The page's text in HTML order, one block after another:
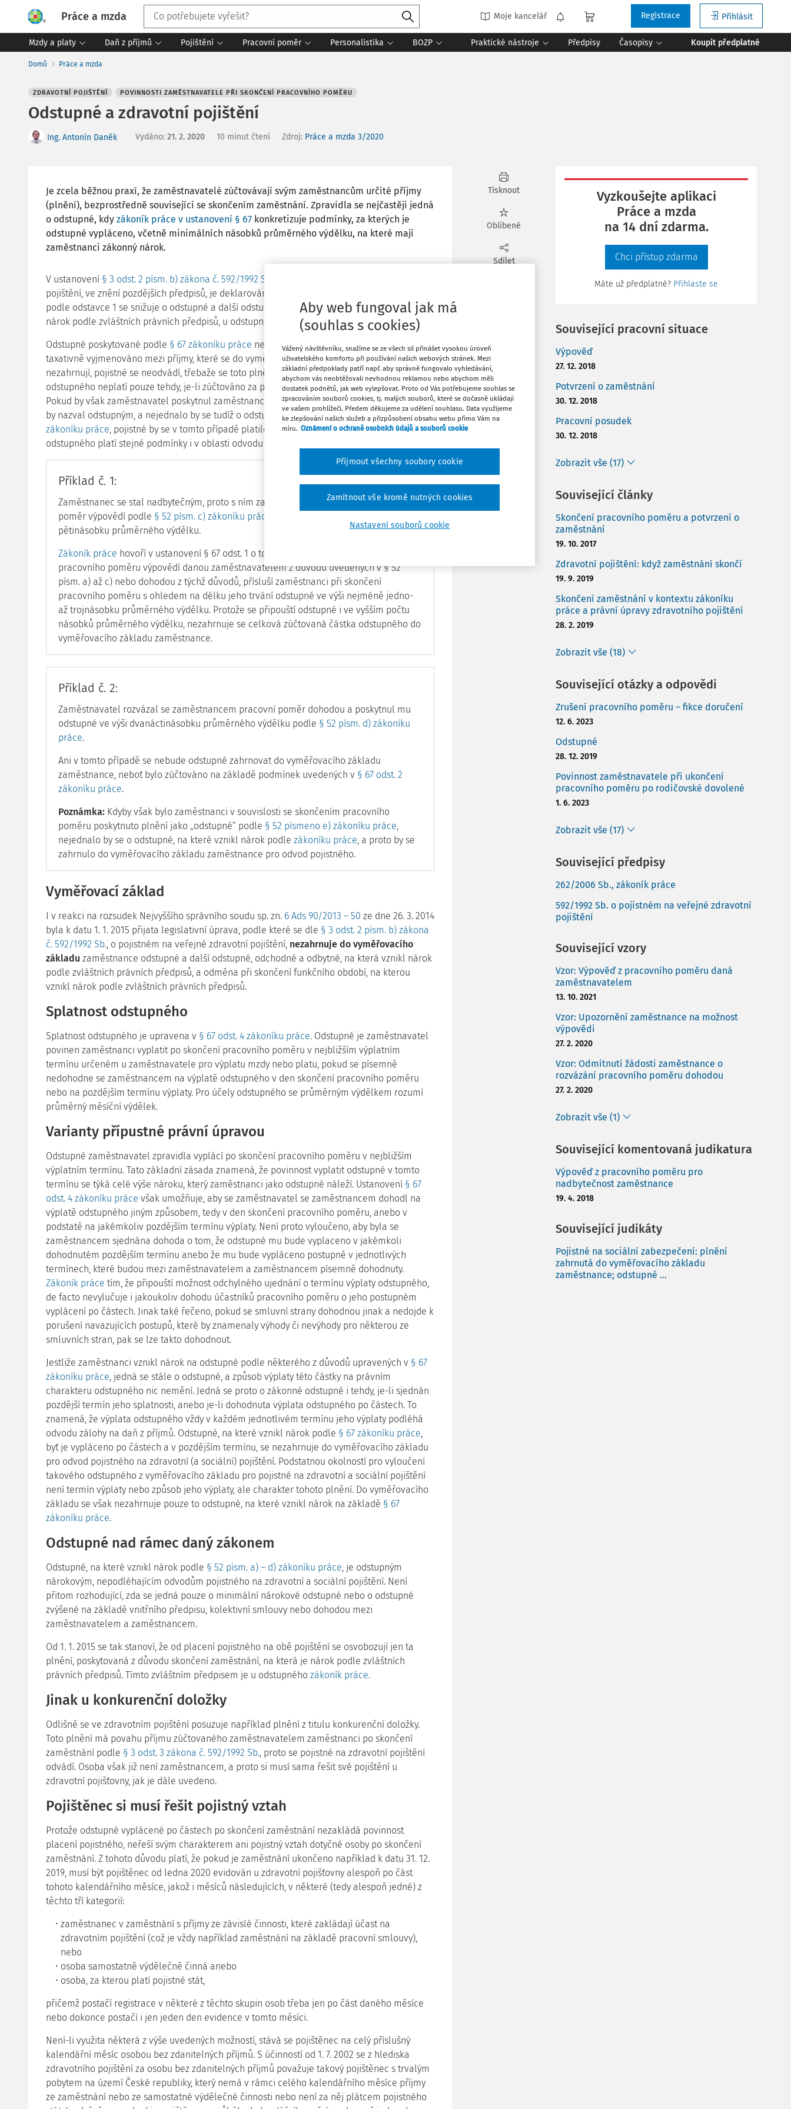
Práce a mzda Moje kancelář Přihlásit
Registrace
Mzdy a platy Daň z příjmů Pojištění Pracovní poměr Personalistika BOZP Praktické nástroje Předpisy Časopisy Koupit předplatné
Domů Práce a mzda
ZDRAVOTNÍ POJIŠTĚNÍ POVINNOSTI ZAMĚSTNAVATELE PŘI SKONČENÍ PRACOVNÍHO POMĚRU
Odstupné a zdravotní pojištění
Ing. Antonín Daněk Vydáno: 21. 2. 2020 10 minut čtení Zdroj: Práce a mzda 3/2020
Je zcela běžnou praxí, že zaměstnavatelé zúčtovávají svým zaměstnancům určité příjmy
(plnění), bezprostředně související se skončením zaměstnání. Zpravidla se nejčastěji jedná
o odstupné, kdy zákoník práce v ustanovení § 67 konkretizuje podmínky, za kterých je
odstupné vypláceno, včetně minimálních násobků průměrného výdělku, na které mají
zaměstnanci zákonný nárok.
V ustanovení § 3 odst. 2 písm. b) zákona č. 592/1992 Sb.
pojištění, ve znění pozdějších předpisů, je deklarováno, že vyměřovací základ zaměstnance
podle odstavce 1 se snižuje o odstupné a další odstupné, odchodné a odbytné, na která vznikl
nárok podle zvláštních právních předpisů, u odstupného je tímto předpisem zákoník práce
Odstupné poskytované podle § 67 zákoníku práce není od daně osvobozeno. Jelikož je však
taxativně vyjmenováno mezi příjmy, které se do vyměřovacího základu zaměstnance
nezahrnují, pojistné se neodvádí, třebaže se toto plnění zdaňuje. Podotýkám, že pojistné se z
odstupného neplatí pouze tehdy, je-li zúčtováno za podmínek stanovenýchzákoníkem práce .
Pokud by však zaměstnavatel poskytnul zaměstnanci plnění podle interního předpisu, které
by nazval odstupným, a nejednalo by se tudíž o odstupné, na které vznikl nárok podle
zákoníku práce, pojistné by se v tomto případě platilo. Nutno podotknout, že při řešení
odstupného platí stejné podmínky i v oblasti odvodu sociálního pojištění.
Příklad č. 1:
Zaměstnanec se stal nadbytečným, proto s ním zaměstnavatel rozvázal pracovní
poměr výpovědí podle § 52 písm. c) zákoníku práce
pětinásobku průměrného výdělku.
Zákoník práce hovoří v ustanovení § 67 odst. 1 o tom, že dochází-li k rozvázání
pracovního poměru výpovědí danou zaměstnavatelem z důvodů uvedených v § 52
písm. a) až c) nebo dohodou z týchž důvodů, přísluší zaměstnanci při skončení
pracovního poměru s ohledem na délku jeho trvání odstupné ve výši nejméně jedno-
až trojnásobku průměrného výdělku. Protože se připouští odstupné i ve vyšším počtu
násobků průměrného výdělku, nezahrnuje se celková zúčtovaná částka odstupného do
vyměřovacího základu zaměstnance.
Příklad č. 2:
Zaměstnavatel rozvázal se zaměstnancem pracovní poměr dohodou a poskytnul mu
odstupné ve výši dvanáctinásobku průměrného výdělku podle § 52 písm. d) zákoníku
práce.
Ani v tomto případě se nebude odstupné zahrnovat do vyměřovacího základu
zaměstnance, neboť bylo zúčtováno na základě podmínek uvedených v § 67 odst. 2
zákoníku práce.
Poznámka: Kdyby však bylo zaměstnanci v souvislosti se skončením pracovního
poměru poskytnuto plnění jako „odstupné“ podle § 52 písmeno e) zákoníku práce,
nejednalo by se o odstupné, na které vznikl nárok podle zákoníku práce, a proto by se
zahrnulo do vyměřovacího základu zaměstnance pro odvod pojistného.
Vyměřovací základ
I v reakci na rozsudek Nejvyššího správního soudu sp. zn. 6 Ads 90/2013 – 50 ze dne 26. 3. 2014
byla k datu 1. 1. 2015 přijata legislativní úprava, podle které se dle § 3 odst. 2 písm. b) zákona
č. 592/1992 Sb., o pojistném na veřejné zdravotní pojištění, nezahrnuje do vyměřovacího
základu zaměstnance odstupné a další odstupné, odchodné a odbytné, na která vznikl nárok
podle zvláštních právních předpisů, a odměna při skončení funkčního období, na kterou
vznikl nárok podle zvláštních právních předpisů.
Splatnost odstupného
Splatnost odstupného je upravena v § 67 odst. 4 zákoníku práce. Odstupné je zaměstnavatel
povinen zaměstnanci vyplatit po skončení pracovního poměru v nejbližším výplatním
termínu určeném u zaměstnavatele pro výplatu mzdy nebo platu, pokud se písemně
nedohodne se zaměstnancem na výplatě odstupného v den skončení pracovního poměru
nebo na pozdějším termínu výplaty. Pro účely odstupného se průměrným výdělkem rozumí
průměrný měsíční výdělek.
Varianty přípustné právní úpravou
Odstupné zaměstnavatel zpravidla vyplácí po skončení pracovního poměru v nejbližším
výplatním termínu. Tato základní zásada znamená, že povinnost vyplatit odstupné v tomto
termínu se týká celé výše nároku, který zaměstnanci jako odstupné náleží. Ustanovení § 67
odst. 4 zákoníku práce však umožňuje, aby se zaměstnavatel se zaměstnancem dohodl na
výplatě odstupného jiným způsobem, tedy v den skončení pracovního poměru, anebo v
podstatě na jakémkoliv pozdějším termínu výplaty. Není proto vyloučeno, aby byla se
zaměstnancem sjednána dohoda o tom, že odstupné mu bude vyplaceno v jakémkoli
dohodnutém pozdějším termínu anebo že mu bude vypláceno postupně v jednotlivých
termínech, které budou mezi zaměstnavatelem a zaměstnancem písemně dohodnuty.
Zákoník práce tím, že připouští možnost odchylného ujednání o termínu výplaty odstupného,
de facto nevylučuje i jakoukoliv dohodu účastníků pracovního poměru o jeho postupném
vyplácení po částech. Jinak také řečeno, pokud se smluvní strany dohodnou jinak a nedojde k
porušení navazujících postupů, které by znamenaly výhody či nevýhody pro některou ze
smluvních stran, pak se lze takto dohodnout.
Jestliže zaměstnanci vznikl nárok na odstupné podle některého z důvodů upravených v § 67
zákoníku práce, jedná se stále o odstupné, a způsob výplaty této částky na právním
charakteru odstupného nic nemění. Jedná se proto o zákonné odstupné i tehdy, je-li sjednán
pozdější termín jeho splatnosti, anebo je-li dohodnuta výplata odstupného po částech. To
znamená, že výplata odstupného vždy v každém jednotlivém termínu jeho výplaty podléhá
odvodu zálohy na daň z příjmů. Odstupné, na které vznikl nárok podle § 67 zákoníku práce,
byť je vypláceno po částech a v pozdějším termínu, se nezahrnuje do vyměřovacího základu
pro odvod pojistného na zdravotní (a sociální) pojištění. Podstatnou okolností pro vyloučení
takového odstupného z vyměřovacího základu pro pojistné na zdravotní a sociální pojištění
není termín výplaty nebo způsob jeho výplaty, ale charakter tohoto plnění. Do vyměřovacího
základu se však nezahrnuje pouze to odstupné, na které vznikl nárok na základě § 67
zákoníku práce.
Odstupné nad rámec daný zákonem
Odstupné, na které vznikl nárok podle § 52 písm. a) – d) zákoníku práce, je odstupným
nárokovým, nepodléhajícím odvodům pojistného na zdravotní a sociální pojištění. Není
přitom rozhodující, zda se jedná pouze o minimální nárokové odstupné nebo o odstupné
zvýšené na základě vnitřního předpisu, kolektivní smlouvy nebo dohodou mezi
zaměstnavatelem a zaměstnancem.
Od 1. 1. 2015 se tak stanoví, že od placení pojistného na obě pojištění se osvobozují jen ta
plnění, poskytovaná z důvodu skončení zaměstnání, na která je nárok podle zvláštních
právních předpisů. Tímto zvláštním předpisem je u odstupného zákoník práce.
Jinak u konkurenční doložky
Odlišně se ve zdravotním pojištění posuzuje například plnění z titulu konkurenční doložky.
Toto plnění má povahu příjmu zúčtovaného zaměstnavatelem zaměstnanci po skončení
zaměstnání podle § 3 odst. 3 zákona č. 592/1992 Sb., proto se pojistné na zdravotní pojištění
odvádí. Osoba však již není zaměstnancem, a proto si musí sama řešit své pojištění u
zdravotní pojišťovny, jak je dále uvedeno.
Pojištěnec si musí řešit pojistný vztah
Protože odstupné vyplácené po částech po skončení zaměstnání nezakládá povinnost
placení pojistného, neřeší svým charakterem ani pojistný vztah dotyčné osoby po skončení
zaměstnání. Z tohoto důvodu platí, že pokud je zaměstnání ukončeno například k datu 31. 12.
2019, musí být pojištěnec od ledna 2020 evidován u zdravotní pojišťovny alespoň po část
tohoto kalendářního měsíce, jakož i měsíců následujících, v některé (tedy alespoň jedné) z
těchto tří kategorií:
zaměstnanec v zaměstnání s příjmy ze závislé činnosti, které zakládají účast na
zdravotním pojištění (což je vždy například zaměstnání na základě pracovní smlouvy),
nebo
osoba samostatně výdělečně činná anebo
osoba, za kterou platí pojistné stát,
přičemž postačí registrace v některé z těchto skupin osob třeba jen po část daného měsíce
nebo dokonce postačí i jen jeden den evidence v tomto měsíci.
Není-li využita některá z výše uvedených možností, stává se pojištěnec na celý příslušný
kalendářní měsíc osobou bez zdanitelných příjmů. S účinností od 1. 7. 2002 se z hlediska
zdravotního pojištění za osobu bez zdanitelných příjmů považuje takový pojištěnec s trvalým
pobytem na území České republiky, který nemá v rámci celého kalendářního měsíce příjmy
ze zaměstnání nebo ze samostatné výdělečné činnosti nebo není za něj plátcem pojistného
Tisknout
Oblíbené
Sdílet
Vyzkoušejte aplikaci
Práce a mzda
na 14 dní zdarma.
Chci přístup zdarma
Máte už předplatné? Přihlaste se
Související pracovní situace
Výpověď
27. 12. 2018
Potvrzení o zaměstnání
30. 12. 2018
Pracovní posudek
30. 12. 2018
Zobrazit vše (17)
Související články
Skončení pracovního poměru a potvrzení o
zaměstnání
19. 10. 2017
Zdravotní pojištění: když zaměstnání skončí
19. 9. 2019
Skončení zaměstnání v kontextu zákoníku
práce a právní úpravy zdravotního pojištění
28. 2. 2019
Zobrazit vše (18)
Související otázky a odpovědi
Zrušení pracovního poměru – fikce doručení
12. 6. 2023
Odstupné
28. 12. 2019
Povinnost zaměstnavatele při ukončení
pracovního poměru po rodičovské dovolené
1. 6. 2023
Zobrazit vše (17)
Související předpisy
262/2006 Sb., zákoník práce
592/1992 Sb. o pojistném na veřejné zdravotní
pojištění
Související vzory
Vzor: Výpověď z pracovního poměru daná
zaměstnavatelem
13. 10. 2021
Vzor: Upozornění zaměstnance na možnost
výpovědi
27. 2. 2020
Vzor: Odmítnutí žádosti zaměstnance o
rozvázání pracovního poměru dohodou
27. 2. 2020
Zobrazit vše (1)
Související komentovaná judikatura
Výpověď z pracovního poměru pro
nadbytečnost zaměstnance
19. 4. 2018
Související judikáty
Pojistné na sociální zabezpečení: plnění
zahrnutá do vyměřovacího základu
zaměstnance; odstupné ...
Aby web fungoval jak má
(souhlas s cookies)
Vážený návštěvníku, snažíme se ze všech sil přinášet vysokou úroveň
uživatelského komfortu při používání našich webových stránek. Mezi
základní předpoklady patří např. aby správně fungovalo vyhledávání,
abychom vás neobtěžovali nevhodnou reklamou nebo abychom měli
dostatek podnětů, jak web vylepšovat. Proto od Vás potřebujeme souhlas se
zpracováním souborů cookies, tj. malých souborů, které se dočasně ukládají
ve vašem prohlížeči. Předem děkujeme za udělení souhlasu. Data využijeme
ke zlepšování našich služeb a přizpůsobení obsahu webu přímo Vám na
míru. Oznámení o ochraně osobních údajů a souborů cookie
Nastavení souborů cookie
Zamítnout vše kromě nutných cookies
Přijmout všechny soubory cookie